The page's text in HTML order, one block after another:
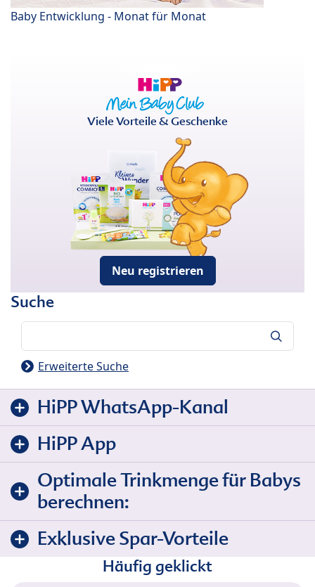
Baby Entwicklung - Monat für Monat
Viele Vorteile & Geschenke
Neu registrieren
Suche
Erweiterte Suche
HiPP WhatsApp-Kanal
HiPP App
Optimale Trinkmenge für Babys
berechnen:
Exklusive Spar-Vorteile
Häufig geklickt